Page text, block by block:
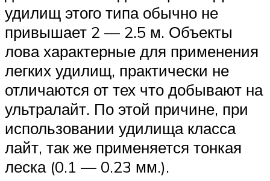
удилищ этого типа обычно не
привышает 2 — 2.5 м. Объекты
лова характерные для применения
легких удилищ, практически не
отличаются от тех что добывают на
ультралайт. По этой причине, при
использовании удилища класса
лайт, так же применяется тонкая
леска (0.1 — 0.23 мм.).